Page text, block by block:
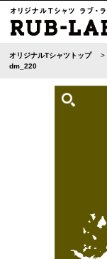
オリジナルTシャツトップ
dm_220